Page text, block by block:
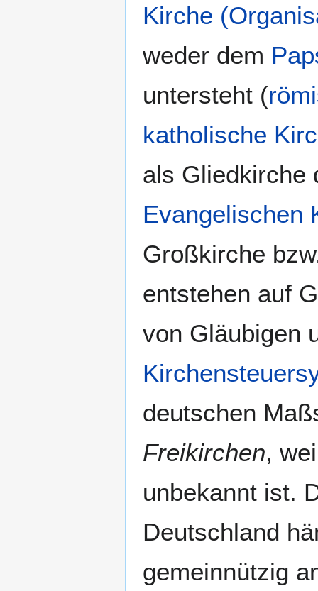
Kirche
weder dem
untersteht (
katholische
als Gliedkirche
Evangelischen
Großkirche
entstehen auf
von Gläubigen
deutschen
Freikirchen,
unbekannt ist.
Deutschland
gemeinnützig